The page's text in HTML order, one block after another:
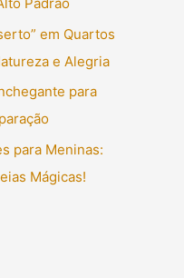
em Quartos
e Alegria
para
para Meninas:
Mágicas!